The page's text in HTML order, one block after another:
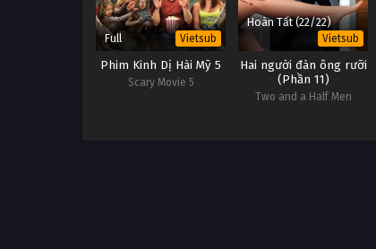
Full Vietsub
Phim Kinh Dị Hài Mỹ 5
Scary Movie 5
Hoàn Tất (22/22)
Vietsub
Hai người đàn ông rưỡi
(Phần 11)
Two and a Half Men